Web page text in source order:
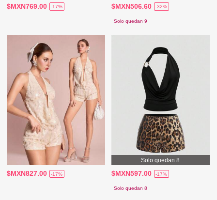
$MXN769.00 -17% $MXN506.60 -32%
Solo quedan 9
$MXN827.00 -17%
Solo quedan 8
$MXN597.00 -17%
Solo quedan 8